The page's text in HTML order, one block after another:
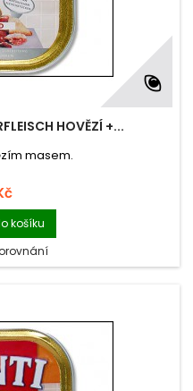
HOVĚZÍ +...
masem.
košíku